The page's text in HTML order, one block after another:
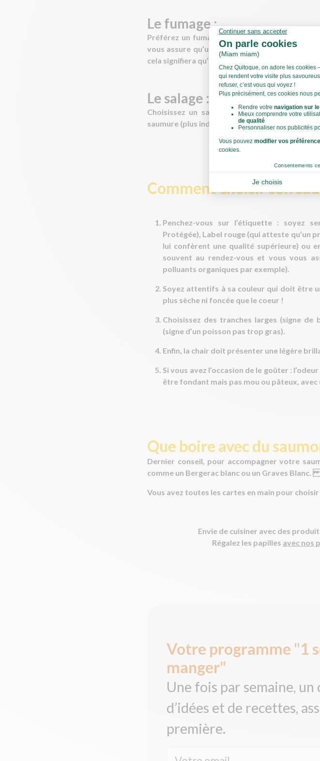
Le fumage :
Préférez un fumage au feu de bois! Et plus
vous assure qu’une seule essence de bois a
cela signifiera qu’il s’agit d’un fumage
Le salage :
Choisissez un salage sec, c’est à dire salé
saumure (plus industriel).
Comment choisir son
Penchez-vous sur l’étiquette : soyez
Protégée), Label rouge (qui atteste qu’un
lui confèrent une qualité supérieure) ou
souvent au rendez-vous et vous vous
polluants organiques par exemple).
Soyez attentifs à sa couleur qui doit être
plus sèche ni foncée que le coeur !
Choisissez des tranches larges (signe de
(signe d’un poisson pas trop gras).
Enfin, la chair doit présenter une légère
Si vous avez l’occasion de le goûter :
être fondant mais pas mou ou pâteux,
Que boire avec du
Dernier conseil, pour accompagner votre
comme un Bergerac blanc ou un Graves Blanc.
Vous avez toutes les cartes en main pour choisir
Envie de cuisiner avec des
Régalez les papilles avec nos
Votre programme "1
manger"
Une fois par semaine, un
d’idées et de recettes,
première.